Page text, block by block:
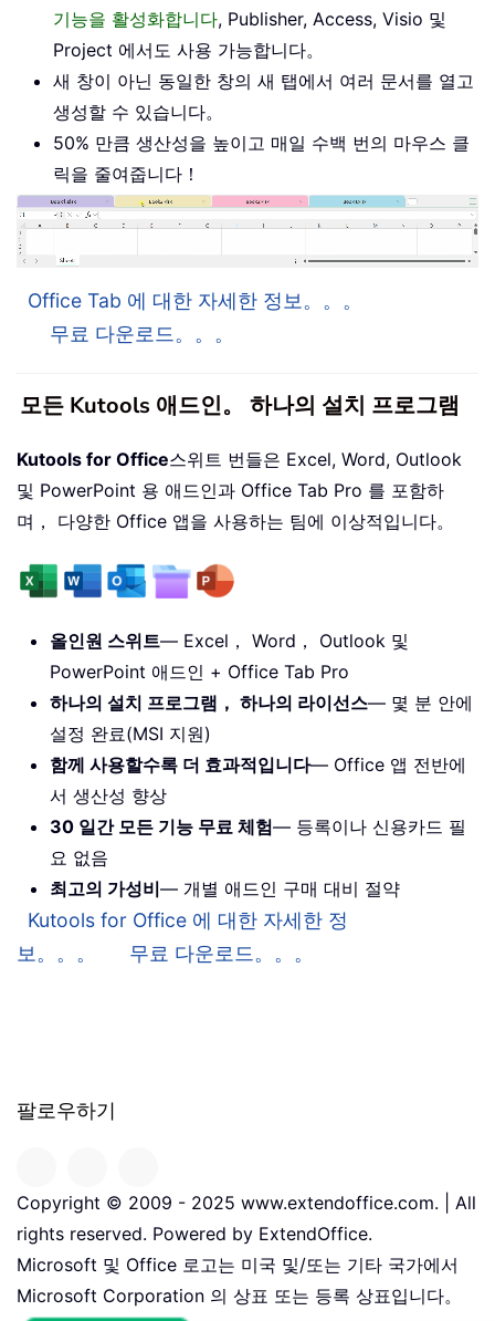
기능을 활성화합니다, Publisher, Access, Visio 및
Project 에서도 사용 가능합니다。
새 창이 아닌 동일한 창의 새 탭에서 여러 문서를 열고
생성할 수 있습니다。
50% 만큼 생산성을 높이고 매일 수백 번의 마우스 클
릭을 줄여줍니다！
Office Tab 에 대한 자세한 정보。。。
무료 다운로드。。。
모든 Kutools 애드인。 하나의 설치 프로그램
Kutools for Office스위트 번들은 Excel, Word, Outlook
및 PowerPoint 용 애드인과 Office Tab Pro 를 포함하
며， 다양한 Office 앱을 사용하는 팀에 이상적입니다。
올인원 스위트— Excel， Word， Outlook 및
PowerPoint 애드인 + Office Tab Pro
하나의 설치 프로그램， 하나의 라이선스— 몇 분 안에
설정 완료(MSI 지원)
함께 사용할수록 더 효과적입니다— Office 앱 전반에
서 생산성 향상
30 일간 모든 기능 무료 체험— 등록이나 신용카드 필
요 없음
최고의 가성비— 개별 애드인 구매 대비 절약
Kutools for Office 에 대한 자세한 정
보。。。
무료 다운로드。。。
팔로우하기
Copyright © 2009 - 2025 www.extendoffice.com. | All
rights reserved. Powered by ExtendOffice.
Microsoft 및 Office 로고는 미국 및/또는 기타 국가에서
Microsoft Corporation 의 상표 또는 등록 상표입니다。